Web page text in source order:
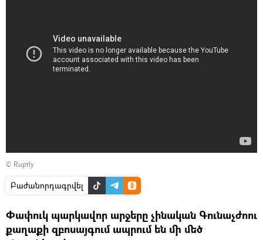
© Ruptly
Բաժանորդագրվել
Փափուկ պարկավոր արջերը չինական Գունաչժոու
քաղաքի զբոսայգում ապրում են մի մեծ